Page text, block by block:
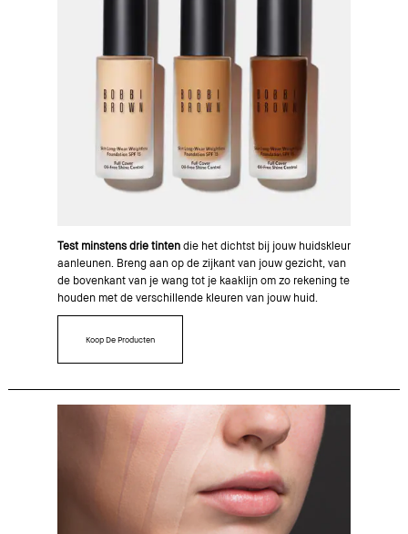
Test minstens drie tintendie het dichtst bij jouw huidskleur
aanleunen. Breng aan op de zijkant van jouw gezicht, van
de bovenkant van je wang tot je kaaklijn om zo rekening te
houden met de verschillende kleuren van jouw huid.
Koop De Producten